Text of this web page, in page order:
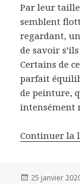
Par leur
semblent
regardant,
de savoir
Certains de
parfait
de peinture,
intensément
Continuer la
Publié
25 janvier